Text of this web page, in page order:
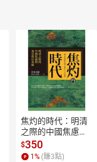
焦灼的時代：明清
之際的中國焦慮與
東亞秩序重組【電
子書】
$350
1 % (賺3點)